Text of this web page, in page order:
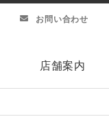
店舗案内
お問い合わせ